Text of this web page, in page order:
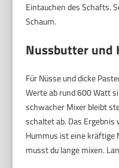
Eintauchen des Schafts.
Schaum.
Nussbutter und
Für Nüsse und dicke
Werte ab rund 600 Watt
schwacher Mixer bleibt
schaltet ab. Das
Hummus ist eine kräftige
musst du lange mixen.